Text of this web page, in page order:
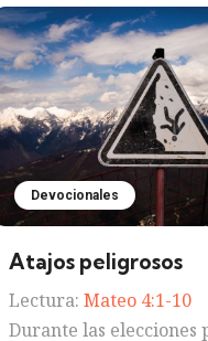
Devocionales
Atajos peligrosos
Lectura: Mateo 4:1-10
Durante las elecciones